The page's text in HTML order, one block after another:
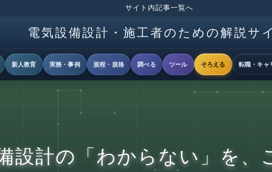
サイト内記事一覧へ
電気設備設計・施工者のための解説サ
新人教育 実務・事例 規程・規格 調べる ツール そろえる 転職・キャ
設計の「わからない」を、